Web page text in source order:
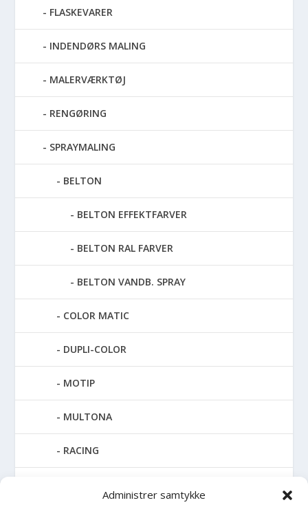
Administrer samtykke
FLASKEVARER
INDENDØRS MALING
MALERVÆRKTØJ
RENGØRING
SPRAYMALING
BELTON
BELTON EFFEKTFARVER
BELTON RAL FARVER
BELTON VANDB. SPRAY
COLOR MATIC
DUPLI-COLOR
MOTIP
MULTONA
RACING